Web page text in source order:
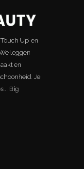
Up’ en
leggen
en
Je
Big